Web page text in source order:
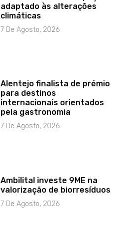
adaptado às alterações
climáticas
7 De Agosto, 2026
Alentejo finalista de prémio
para destinos
internacionais orientados
pela gastronomia
7 De Agosto, 2026
Ambilital investe 9ME na
valorização de biorresíduos
7 De Agosto, 2026